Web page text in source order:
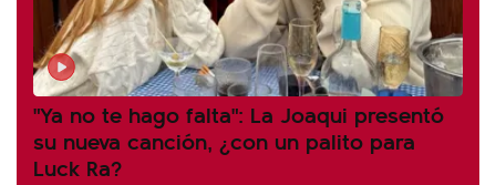
"Ya no te hago falta": La Joaqui presentó
su nueva canción, ¿con un palito para
Luck Ra?